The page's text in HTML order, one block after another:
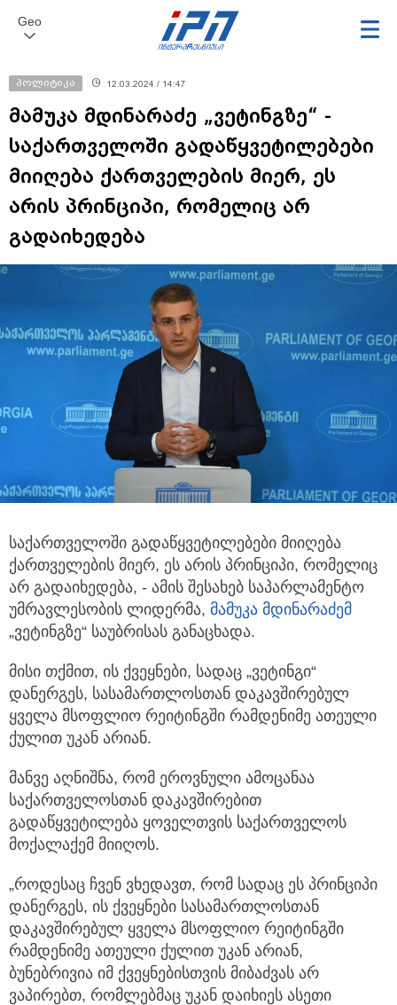
Geo
პოლიტიკა 12.03.2024 / 14:47
მამუკა მდინარაძე „ვეტინგზე“ -
საქართველოში გადაწყვეტილებები
მიიღება ქართველების მიერ, ეს
არის პრინციპი, რომელიც არ
გადაიხედება
საქართველოში გადაწყვეტილებები მიიღება
ქართველების მიერ, ეს არის პრინციპი, რომელიც
არ გადაიხედება, - ამის შესახებ საპარლამენტო
უმრავლესობის ლიდერმა, მამუკა მდინარაძემ
„ვეტინგზე“ საუბრისას განაცხადა.
მისი თქმით, ის ქვეყნები, სადაც „ვეტინგი“
დანერგეს, სასამართლოსთან დაკავშირებულ
ყველა მსოფლიო რეიტინგში რამდენიმე ათეული
ქულით უკან არიან.
მანვე აღნიშნა, რომ ეროვნული ამოცანაა
საქართველოსთან დაკავშირებით
გადაწყვეტილება ყოველთვის საქართველოს
მოქალაქემ მიიღოს.
„როდესაც ჩვენ ვხედავთ, რომ სადაც ეს პრინციპი
დანერგეს, ის ქვეყნები სასამართლოსთან
დაკავშირებულ ყველა მსოფლიო რეიტინგში
რამდენიმე ათეული ქულით უკან არიან,
ბუნებრივია იმ ქვეყნებისთვის მიბაძვას არ
ვაპირებთ, რომლებმაც უკან დაიხიეს ასეთი